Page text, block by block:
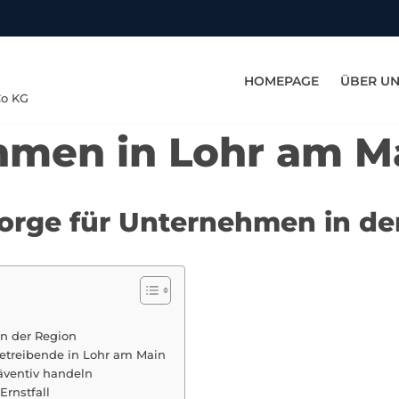
KG
HOMEPAGE ÜBER
in Lohr am
für Unternehmen in
der Region
in Lohr am Main
handeln